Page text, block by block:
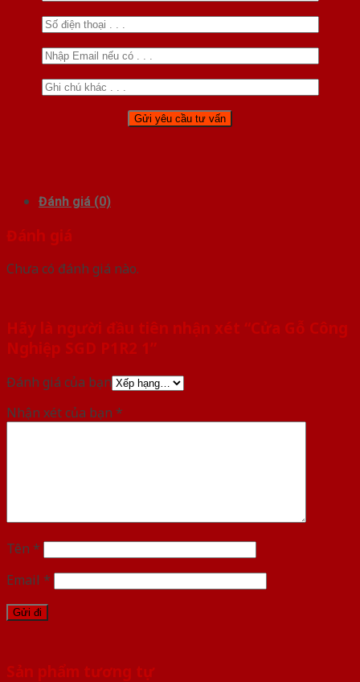
Đánh giá (0)
Đánh giá
Chưa có đánh giá nào.
Hãy là người đầu tiên nhận xét “Cửa Gỗ Công
Nghiệp SGD P1R2 1”
Đánh giá của bạn
Nhận xét của bạn *
Tên *
Email *
Sản phẩm tương tự